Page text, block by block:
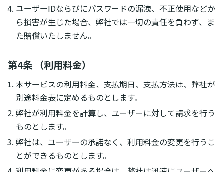
ユーザーIDならびにパスワードの漏洩、不正使用などか
ら損害が生じた場合、弊社では一切の責任を負わず、ま
た賠償いたしません。
第4条 （利用料金）
本サービスの利用料金、支払期日、支払方法は、弊社が
別途料金表に定めるものとします。
弊社が利用料金を計算し、ユーザーに対して請求を行う
ものとします。
弊社は、ユーザーの承諾なく、利用料金の変更を行うこ
とができるものとします。